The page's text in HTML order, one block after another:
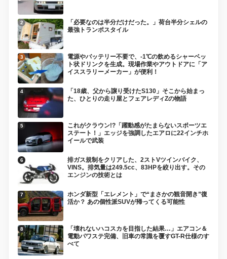
「必要なのは半分だけだった。」荷台半分シェルの
最強トランポスタイル
電源やバッテリー不要で、-1℃の飲めるシャーベッ
ト状ドリンクを生成。現場作業やアウトドアに「ア
イススラリーメーカー」が便利！
「18歳、父から譲り受けたS130」そこから始まっ
た、ひとりの走り屋とフェアレディZの物語
これがクラウン!?「躍動感がたまらないスポーツエ
ステート！」エッジを強調したエアロに22インチホ
イールで武装
排ガス規制をクリアした、2ストVツインバイク、
VINS。排気量は249.5cc、83HPを絞り出す。その
エンジンの技術とは
ホンダ新型「エレメント」で“まさかの観音開き”復
活か？ あの個性派SUVが帰ってくる可能性
「壊れないハコスカを目指した結果…」エアコン＆
電動パワステ完備、旧車の常識を覆すGT-R仕様のす
べて